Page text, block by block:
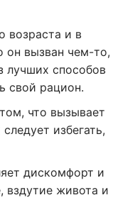
возраста и в
он вызван чем-то,
лучших способов
свой рацион.
что вызывает
избегать,
дискомфорт и
вздутие живота и